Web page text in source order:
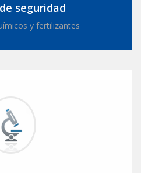
seguridad
y fertilizantes